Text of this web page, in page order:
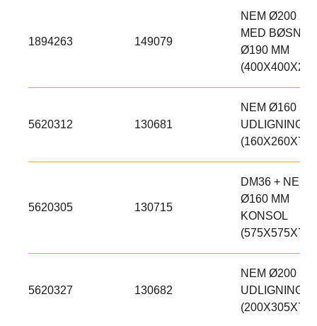
1894263 149079
NEM Ø200
MED
Ø190 MM
5620312 130681
NEM Ø160
(160X260X75)
5620305 130715
DM36 + NEM
Ø160 MM
KONSOL
(575X575X75)
5620327 130682
NEM Ø200
(200X305X75)